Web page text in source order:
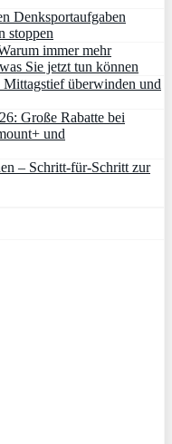
Denksportaufgaben
stoppen
immer mehr
Sie jetzt tun können
überwinden und
Große Rabatte bei
und
– Schritt‑für‑Schritt zur